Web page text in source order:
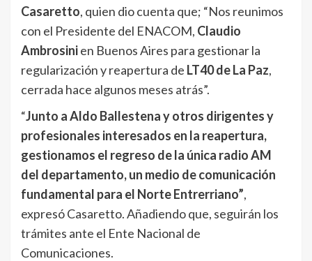
Casaretto, quien dio cuenta que; “Nos reunimos
con el Presidente del ENACOM, Claudio
Ambrosinien Buenos Aires para gestionar la
regularización y reapertura de LT40 de La Paz,
cerrada hace algunos meses atrás”.
“Junto a Aldo Ballestena y otros dirigentes y
profesionales interesados en la reapertura,
gestionamos el regreso de la única radio AM
del departamento, un medio de comunicación
fundamental para el Norte Entrerriano”,
expresó Casaretto. Añadiendo que, seguirán los
trámites ante el Ente Nacional de
Comunicaciones.